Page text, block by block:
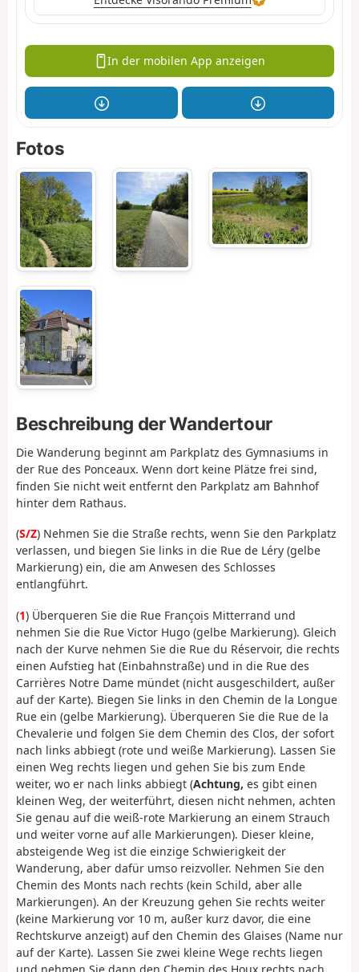
In der mobilen App anzeigen
Fotos
Beschreibung der Wandertour
Die Wanderung beginnt am Parkplatz des Gymnasiums in
der Rue des Ponceaux. Wenn dort keine Plätze frei sind,
finden Sie nicht weit entfernt den Parkplatz am Bahnhof
hinter dem Rathaus.
(S/Z) Nehmen Sie die Straße rechts, wenn Sie den Parkplatz
verlassen, und biegen Sie links in die Rue de Léry (gelbe
Markierung) ein, die am Anwesen des Schlosses
entlangführt.
(1) Überqueren Sie die Rue François Mitterrand und
nehmen Sie die Rue Victor Hugo (gelbe Markierung). Gleich
nach der Kurve nehmen Sie die Rue du Réservoir, die rechts
einen Aufstieg hat (Einbahnstraße) und in die Rue des
Carrières Notre Dame mündet (nicht ausgeschildert, außer
auf der Karte). Biegen Sie links in den Chemin de la Longue
Rue ein (gelbe Markierung). Überqueren Sie die Rue de la
Chevalerie und folgen Sie dem Chemin des Clos, der sofort
nach links abbiegt (rote und weiße Markierung). Lassen Sie
einen Weg rechts liegen und gehen Sie bis zum Ende
weiter, wo er nach links abbiegt (Achtung, es gibt einen
kleinen Weg, der weiterführt, diesen nicht nehmen, achten
Sie genau auf die weiß-rote Markierung an einem Strauch
und weiter vorne auf alle Markierungen). Dieser kleine,
absteigende Weg ist die einzige Schwierigkeit der
Wanderung, aber dafür umso reizvoller. Nehmen Sie den
Chemin des Monts nach rechts (kein Schild, aber alle
Markierungen). An der Kreuzung gehen Sie rechts weiter
(keine Markierung vor 10 m, außer kurz davor, die eine
Rechtskurve anzeigt) auf den Chemin des Glaises (Name nur
auf der Karte). Lassen Sie zwei kleine Wege rechts liegen
und nehmen Sie dann den Chemin des Houx rechts nach